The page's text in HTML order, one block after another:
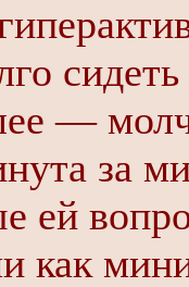
—
за
ей
как